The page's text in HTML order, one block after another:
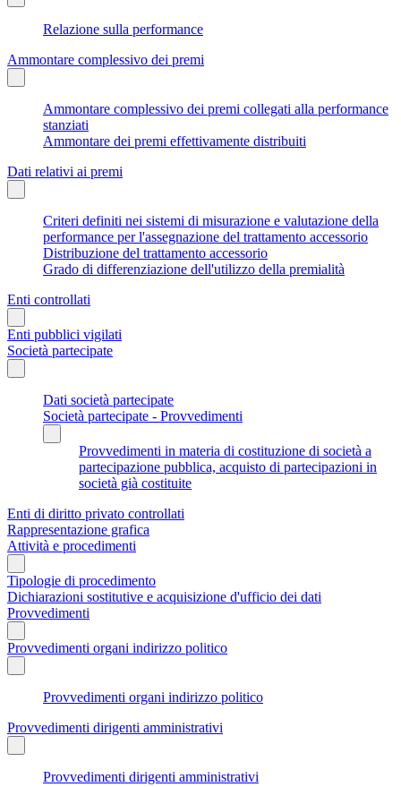
Relazione sulla performance
Ammontare complessivo dei premi
Ammontare complessivo dei premi collegati alla performance
stanziati
Ammontare dei premi effettivamente distribuiti
Dati relativi ai premi
Criteri definiti nei sistemi di misurazione e valutazione della
performance per l'assegnazione del trattamento accessorio
Distribuzione del trattamento accessorio
Grado di differenziazione dell'utilizzo della premialità
Enti controllati
Enti pubblici vigilati
Società partecipate
Dati società partecipate
Società partecipate - Provvedimenti
Provvedimenti in materia di costituzione di società a
partecipazione pubblica, acquisto di partecipazioni in
società già costituite
Enti di diritto privato controllati
Rappresentazione grafica
Attività e procedimenti
Tipologie di procedimento
Dichiarazioni sostitutive e acquisizione d'ufficio dei dati
Provvedimenti
Provvedimenti organi indirizzo politico
Provvedimenti organi indirizzo politico
Provvedimenti dirigenti amministrativi
Provvedimenti dirigenti amministrativi